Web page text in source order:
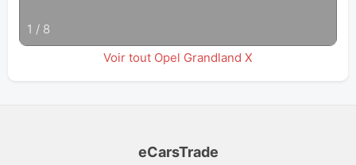
1 / 8
Voir tout Opel Grandland X
eCarsTrade